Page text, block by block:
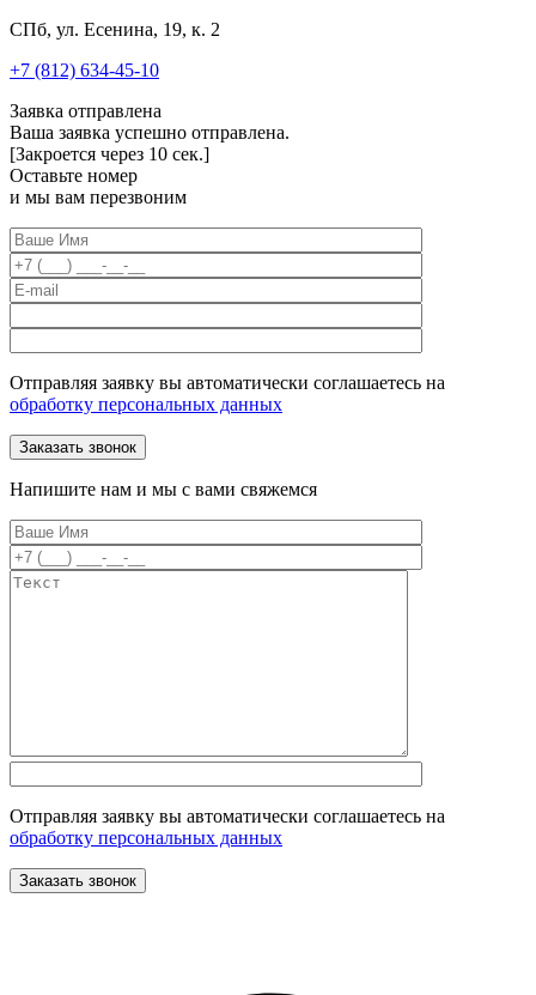
СПб, ул. Есенина, 19, к. 2
+7 (812) 634-45-10
Заявка отправлена
Ваша заявка успешно отправлена.
[Закроется через 10 сек.]
Оставьте номер
и мы вам перезвоним
Отправляя заявку вы автоматически соглашаетесь на
обработку персональных данных
Напишите нам и мы с вами свяжемся
Отправляя заявку вы автоматически соглашаетесь на
обработку персональных данных